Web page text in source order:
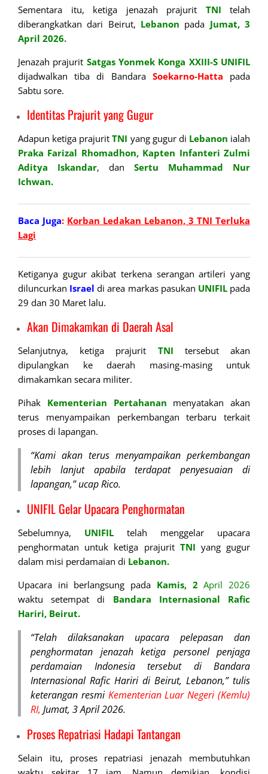
Sementara itu, ketiga jenazah prajurit TNI telah
diberangkatkan dari Beirut, Lebanon pada Jumat, 3
April 2026.
Jenazah prajurit Satgas Yonmek Konga XXIII-S UNIFIL
dijadwalkan tiba di Bandara Soekarno-Hatta pada
Sabtu sore.
Identitas Prajurit yang Gugur
Adapun ketiga prajuritTNI yang gugur di Lebanon ialah
Praka Farizal Rhomadhon, Kapten Infanteri Zulmi
Aditya Iskandar, dan Sertu Muhammad Nur
Ichwan.
Baca Juga: Korban Ledakan Lebanon, 3 TNI Terluka
Lagi
Ketiganya gugur akibat terkena serangan artileri yang
diluncurkan Israel di area markas pasukan UNIFILpada
29 dan 30 Maret lalu.
Akan Dimakamkan di Daerah Asal
Selanjutnya, ketiga prajurit TNI tersebut akan
dipulangkan ke daerah masing-masing untuk
dimakamkan secara militer.
Pihak Kementerian Pertahanan menyatakan akan
terus menyampaikan perkembangan terbaru terkait
proses di lapangan.
“Kami akan terus menyampaikan perkembangan
lebih lanjut apabila terdapat penyesuaian di
lapangan,” ucap Rico.
UNIFIL Gelar Upacara Penghormatan
Sebelumnya, UNIFIL telah menggelar upacara
penghormatan untuk ketiga prajurit TNI yang gugur
dalam misi perdamaian di Lebanon.
Upacara ini berlangsung pada Kamis, 2 April 2026
waktu setempat di Bandara Internasional Rafic
Hariri, Beirut.
“Telah dilaksanakan upacara pelepasan dan
penghormatan jenazah ketiga personel penjaga
perdamaian Indonesia tersebut di Bandara
Internasional Rafic Hariri di Beirut, Lebanon,” tulis
keterangan resmi Kementerian Luar Negeri (Kemlu)
RI, Jumat, 3 April 2026.
Proses Repatriasi Hadapi Tantangan
Selain itu, proses repatriasi jenazah membutuhkan